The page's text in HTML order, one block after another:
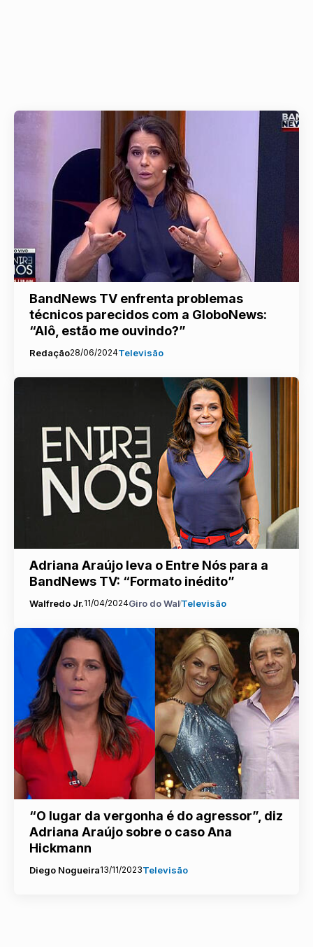
BandNews TV enfrenta problemas
técnicos parecidos com a GloboNews:
“Alô, estão me ouvindo?”
Redação28/06/2024Televisão
Adriana Araújo leva o Entre Nós para a
BandNews TV: “Formato inédito”
Walfredo Jr.11/04/2024Giro do WalTelevisão
“O lugar da vergonha é do agressor”, diz
Adriana Araújo sobre o caso Ana
Hickmann
Diego Nogueira13/11/2023Televisão